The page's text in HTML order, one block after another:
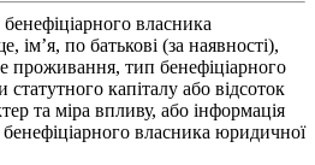
власника
ім’я, по батькові (за наявності),
проживання, тип бенефіціарного
статутного капіталу або відсоток
та міра впливу, або інформація
бенефіціарного власника юридичної